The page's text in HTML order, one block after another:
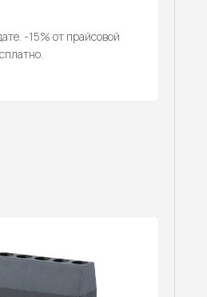
-15% от прайсовой